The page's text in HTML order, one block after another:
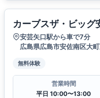
カーブスザ・ビッグ
安芸矢口駅から車で7分
広島県広島市安佐南区大
無料体験
営業時間
平日 10:00〜13:00